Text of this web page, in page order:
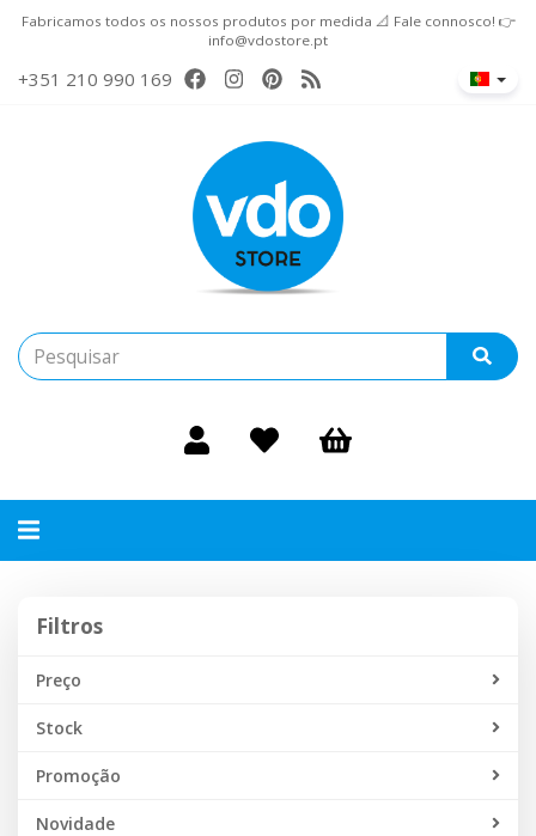
Fabricamos todos os nossos produtos por medida 📐 Fale connosco! 👉
info@vdostore.pt
+351 210 990 169
Alternar
Filtros
Preço
Stock
Promoção
Novidade